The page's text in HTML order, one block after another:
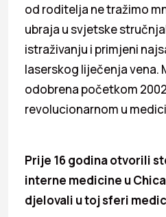
od roditelja ne tražimo
ubraja u svjetske
istraživanju i primjeni
laserskog liječenja vena.
odobrena početkom
revolucionarnom u
Prije 16 godina otvorili
interne medicine u
djelovali u toj sferi